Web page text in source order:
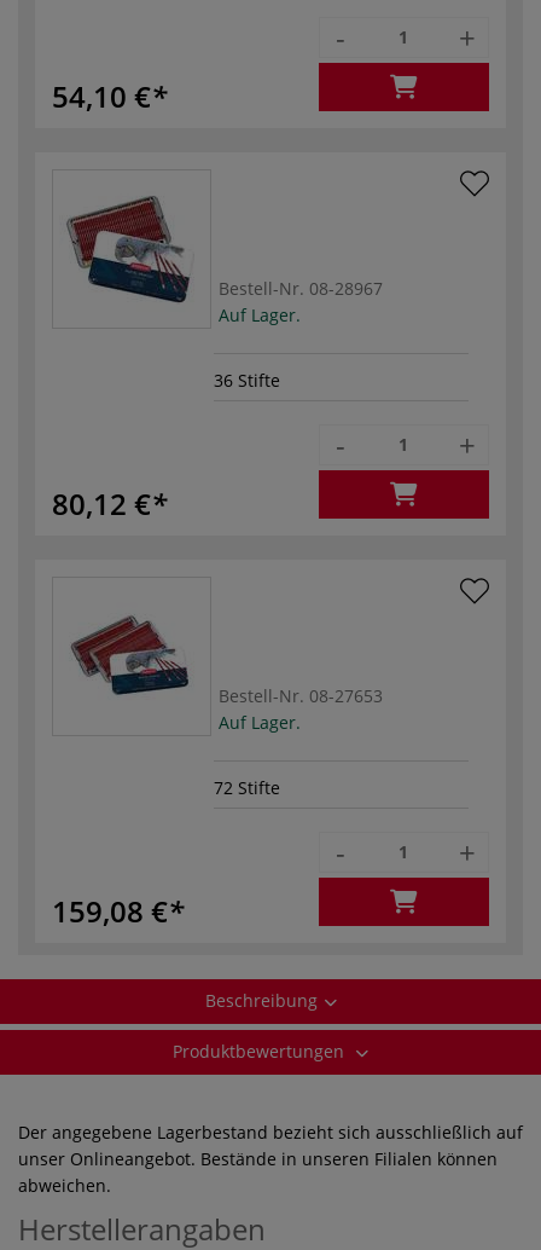
54,10 €
- +
Bestell-Nr. 08-28967
Auf Lager.
36 Stifte
80,12 €
- +
Bestell-Nr. 08-27653
Auf Lager.
72 Stifte
159,08 €
- +
Beschreibung
Produktbewertungen
Der angegebene Lagerbestand bezieht sich ausschließlich auf
unser Onlineangebot. Bestände in unseren Filialen können
abweichen.
Herstellerangaben